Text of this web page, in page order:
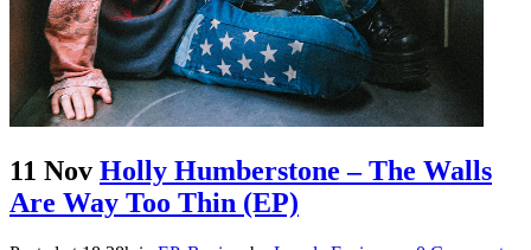
11 Nov Holly Humberstone – The Walls
Are Way Too Thin (EP)